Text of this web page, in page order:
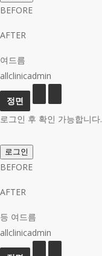
BEFORE
AFTER
여드름
allclinicadmin
로그인 후 확인 가능합니다.
로그인
BEFORE
AFTER
등 여드름
allclinicadmin